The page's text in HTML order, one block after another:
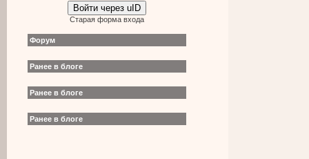
Войти через uID
Старая форма входа
Форум
Ранее в блоге
Ранее в блоге
Ранее в блоге